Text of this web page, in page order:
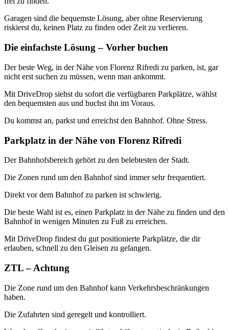
Garagen sind die bequemste Lösung, aber ohne Reservierung
riskierst du, keinen Platz zu finden oder Zeit zu verlieren.
Die einfachste Lösung – Vorher buchen
Der beste Weg, in der Nähe von Florenz Rifredi zu parken, ist, gar
nicht erst suchen zu müssen, wenn man ankommt.
Mit DriveDrop siehst du sofort die verfügbaren Parkplätze, wählst
den bequemsten aus und buchst ihn im Voraus.
Du kommst an, parkst und erreichst den Bahnhof. Ohne Stress.
Parkplatz in der Nähe von Florenz Rifredi
Der Bahnhofsbereich gehört zu den belebtesten der Stadt.
Die Zonen rund um den Bahnhof sind immer sehr frequentiert.
Direkt vor dem Bahnhof zu parken ist schwierig.
Die beste Wahl ist es, einen Parkplatz in der Nähe zu finden und den
Bahnhof in wenigen Minuten zu Fuß zu erreichen.
Mit DriveDrop findest du gut positionierte Parkplätze, die dir
erlauben, schnell zu den Gleisen zu gelangen.
ZTL – Achtung
Die Zone rund um den Bahnhof kann Verkehrsbeschränkungen
haben.
Die Zufahrten sind geregelt und kontrolliert.